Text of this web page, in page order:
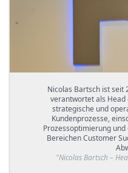
Nicolas Bartsch ist seit
verantwortet als
strategische und
Kundenprozesse,
Prozessoptimierung
Bereichen Customer
"Nicolas Bartsch –